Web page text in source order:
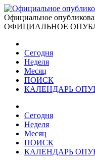
Официальное
ОФИЦИАЛЬНОЕ
Сегодня
Неделя
Месяц
ПОИСК
КАЛЕНДАРЬ
Сегодня
Неделя
Месяц
ПОИСК
КАЛЕНДАРЬ